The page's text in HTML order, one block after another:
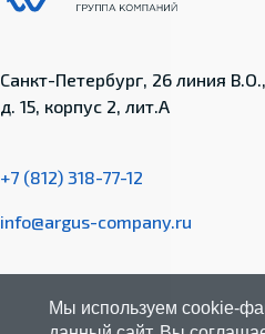
Санкт-Петербург, 26 линия В.О.,
д. 15, корпус 2, лит.А
+7 (812) 318-77-12
info@argus-company.ru
Мы используем cookie-